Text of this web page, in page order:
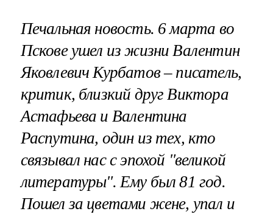
Печальная новость. 6 марта во
Пскове ушел из жизни Валентин
Яковлевич Курбатов – писатель,
критик, близкий друг Виктора
Астафьева и Валентина
Распутина, один из тех, кто
связывал нас с эпохой "великой
литературы". Ему был 81 год.
Пошел за цветами жене, упал и